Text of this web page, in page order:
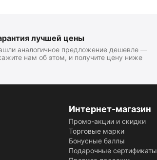
лучшей цены
аналогичное предложение дешевле —
нам об этом, и получите цену ниже
Интернет-магазин
Промо-акции и скидки
Торговые марки
Бонусные баллы
Подарочные сертификаты